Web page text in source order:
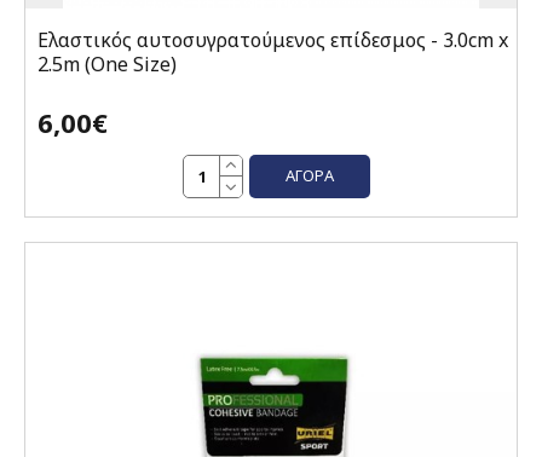
Ελαστικός αυτοσυγρατούμενος επίδεσμος - 3.0cm x
2.5m (One Size)
6,00€
ΑΓΟΡΆ